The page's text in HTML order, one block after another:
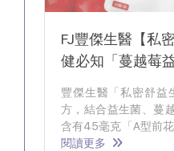
FJ豐傑生醫【私
健必知「蔓越莓
豐傑生醫「私密舒益
方，結合益生菌、蔓
含有45毫克「A型前
康的關鍵成分。
閱讀更多